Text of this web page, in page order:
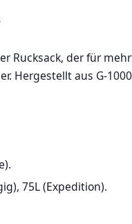
Rucksack, der für
aus G-
75L (Expedition).